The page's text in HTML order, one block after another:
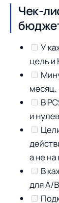
Чек-
У
цель и
месяц.
В
и
а не на
В
для A/